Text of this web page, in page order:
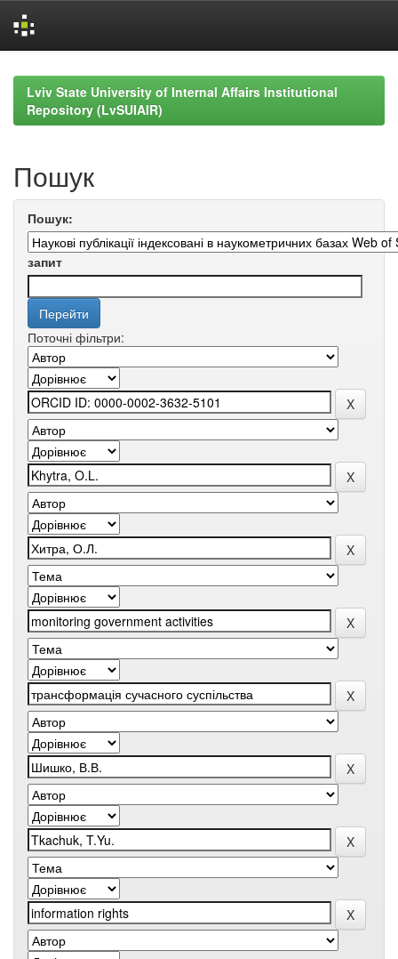
navigationLviv State University of Internal Affairs Institutional
Repository (LvSUIAIR)
Пошук
Пошук:
запит
Поточні фільтри: